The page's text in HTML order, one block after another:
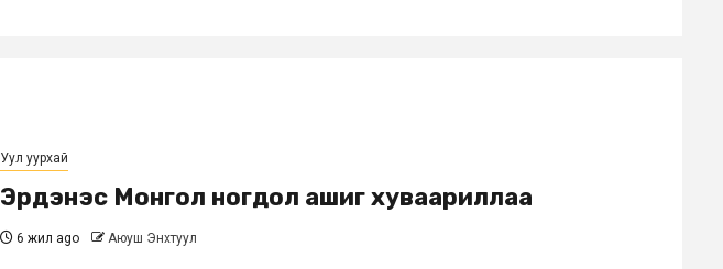
Уул уурхай
Эрдэнэс Монгол ногдол ашиг хуваариллаа
6 жил ago Аюуш Энхтуул